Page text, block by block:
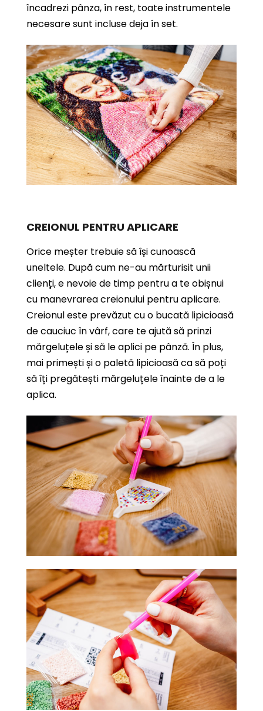
încadrezi pânza, în rest, toate instrumentele
necesare sunt incluse deja în set.
CREIONUL PENTRU APLICARE
Orice meșter trebuie să își cunoască
uneltele. După cum ne-au mărturisit unii
clienți, e nevoie de timp pentru a te obișnui
cu manevrarea creionului pentru aplicare.
Creionul este prevăzut cu o bucată lipicioasă
de cauciuc în vârf, care te ajută să prinzi
mărgeluțele și să le aplici pe pânză. În plus,
mai primești și o paletă lipicioasă ca să poți
să îți pregătești mărgeluțele înainte de a le
aplica.